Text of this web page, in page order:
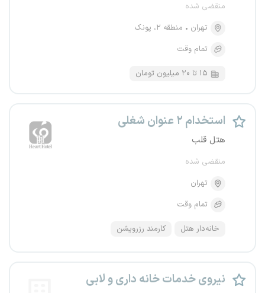
منقضی شده
تهران
منطقه ۲، پونک
تمام وقت
۱۵ تا ۲۰ میلیون تومان
استخدام ۲ عنوان شغلی
هتل قلب
منقضی شده
تهران
تمام وقت
خانه‌دار هتل کارمند رزرویشن
نیروی خدمات خانه داری و لابی